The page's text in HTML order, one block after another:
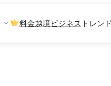
料金越境ビジネス トレン